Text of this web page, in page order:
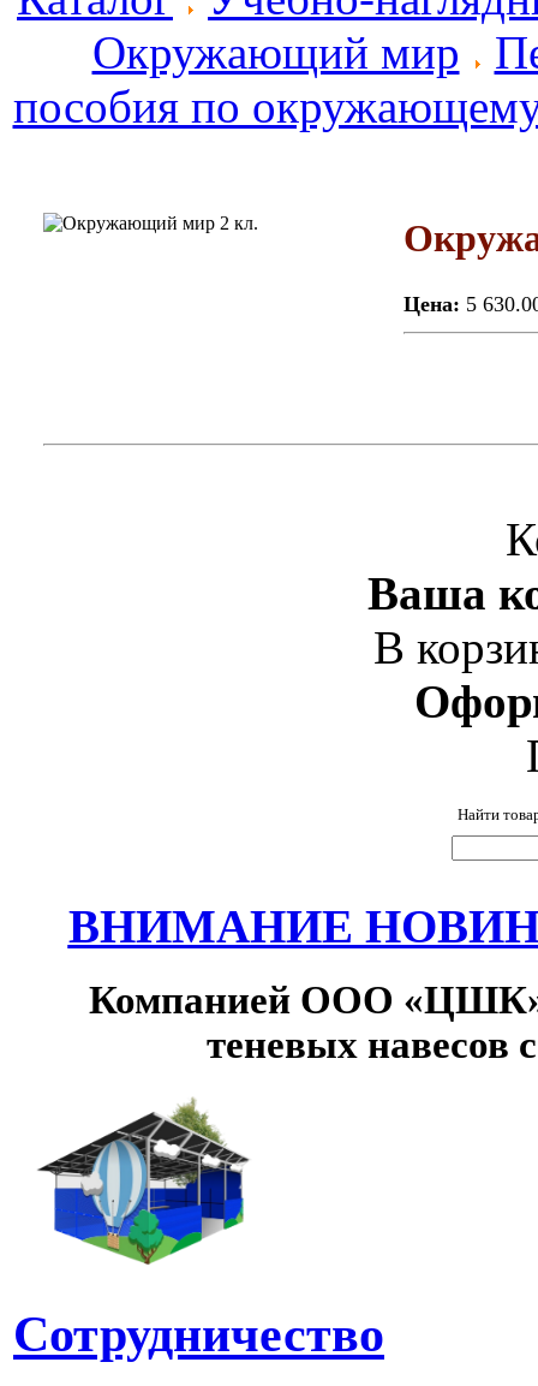
Окружающий мир
пособия по
Цена: 5
Ваша
В
Найти
ВНИМАНИЕ
Компанией ООО «ЦШК»
теневых навесов
Сотрудничество